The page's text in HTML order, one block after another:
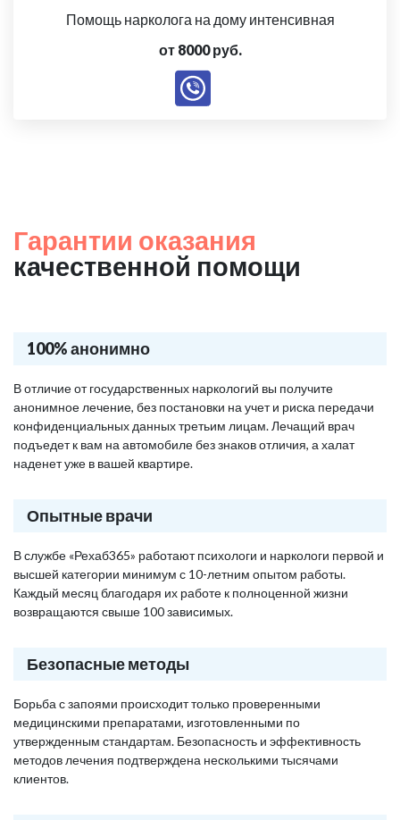
Помощь нарколога на дому интенсивная
от 8000 руб.
Гарантии оказания
качественной помощи
100% анонимно
В отличие от государственных наркологий вы получите
анонимное лечение, без постановки на учет и риска передачи
конфиденциальных данных третьим лицам. Лечащий врач
подъедет к вам на автомобиле без знаков отличия, а халат
наденет уже в вашей квартире.
Опытные врачи
В службе «Рехаб365» работают психологи и наркологи первой и
высшей категории минимум с 10-летним опытом работы.
Каждый месяц благодаря их работе к полноценной жизни
возвращаются свыше 100 зависимых.
Безопасные методы
Борьба с запоями происходит только проверенными
медицинскими препаратами, изготовленными по
утвержденным стандартам. Безопасность и эффективность
методов лечения подтверждена несколькими тысячами
клиентов.